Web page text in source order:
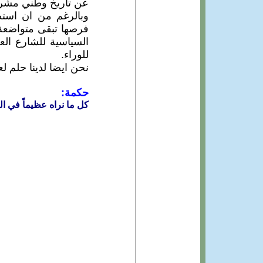
عن تاريخ وطني
وبالرغم من ان
فرصها تبقى
السياسية للشارع
للوراء.
نحن ايضا لدينا حلم
حكمة:
كل ما نراه عظيماً في